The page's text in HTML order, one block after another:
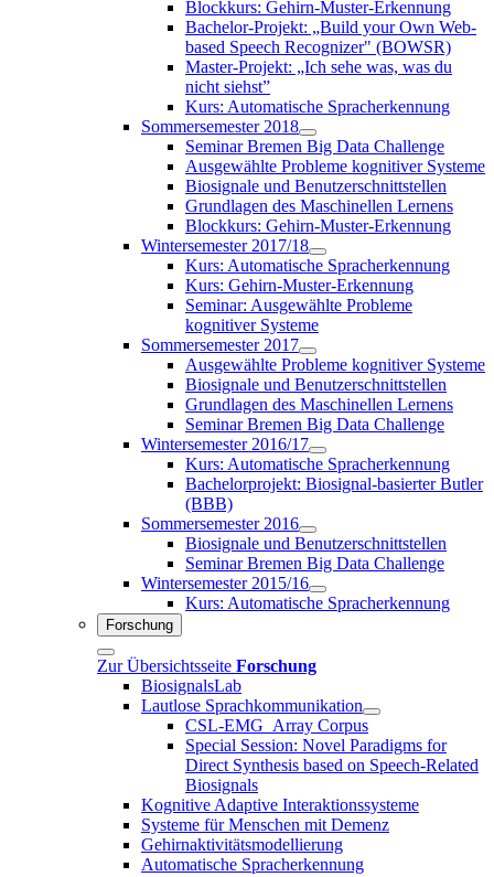
Blockkurs: Gehirn-Muster-Erkennung
Bachelor-Projekt: „Build your Own Web-
based Speech Recognizer" (BOWSR)
Master-Projekt: „Ich sehe was, was du
nicht siehst”
Kurs: Automatische Spracherkennung
Sommersemester 2018
Seminar Bremen Big Data Challenge
Ausgewählte Probleme kognitiver Systeme
Biosignale und Benutzerschnittstellen
Grundlagen des Maschinellen Lernens
Blockkurs: Gehirn-Muster-Erkennung
Wintersemester 2017/18
Kurs: Automatische Spracherkennung
Kurs: Gehirn-Muster-Erkennung
Seminar: Ausgewählte Probleme
kognitiver Systeme
Sommersemester 2017
Ausgewählte Probleme kognitiver Systeme
Biosignale und Benutzerschnittstellen
Grundlagen des Maschinellen Lernens
Seminar Bremen Big Data Challenge
Wintersemester 2016/17
Kurs: Automatische Spracherkennung
Bachelorprojekt: Biosignal-basierter Butler
(BBB)
Sommersemester 2016
Biosignale und Benutzerschnittstellen
Seminar Bremen Big Data Challenge
Wintersemester 2015/16
Kurs: Automatische Spracherkennung
Forschung
Zur Übersichtsseite Forschung
BiosignalsLab
Lautlose Sprachkommunikation
CSL-EMG_Array Corpus
Special Session: Novel Paradigms for
Direct Synthesis based on Speech-Related
Biosignals
Kognitive Adaptive Interaktionssysteme
Systeme für Menschen mit Demenz
Gehirnaktivitätsmodellierung
Automatische Spracherkennung